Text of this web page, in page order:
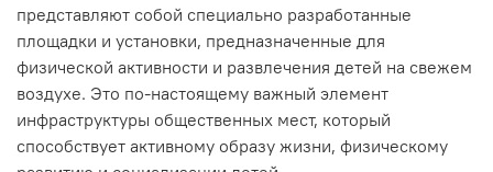
представляют собой специально разработанные
площадки и установки, предназначенные для
физической активности и развлечения детей на свежем
воздухе. Это по-настоящему важный элемент
инфраструктуры общественных мест, который
способствует активному образу жизни, физическому